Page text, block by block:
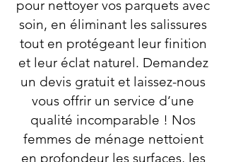
pour nettoyer vos parquets avec
soin, en éliminant les salissures
tout en protégeant leur finition
et leur éclat naturel. Demandez
un devis gratuit et laissez-nous
vous offrir un service d’une
qualité incomparable ! Nos
femmes de ménage nettoient
en profondeur les surfaces, les